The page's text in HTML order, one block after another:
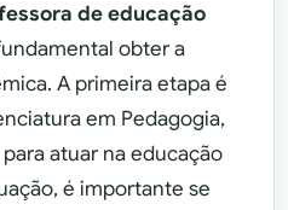
de educação
obter a
A primeira etapa é
em Pedagogia,
atuar na educação
é importante se